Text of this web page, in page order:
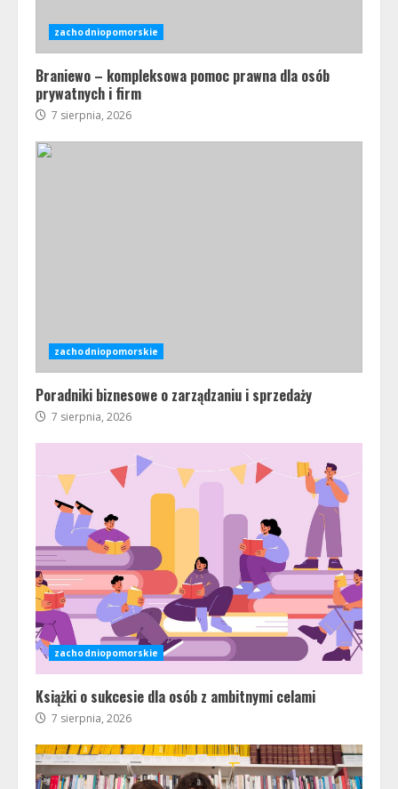
zachodniopomorskie
Braniewo – kompleksowa pomoc prawna dla osób
prywatnych i firm
7 sierpnia, 2026
zachodniopomorskie
Poradniki biznesowe o zarządzaniu i sprzedaży
7 sierpnia, 2026
zachodniopomorskie
Książki o sukcesie dla osób z ambitnymi celami
7 sierpnia, 2026